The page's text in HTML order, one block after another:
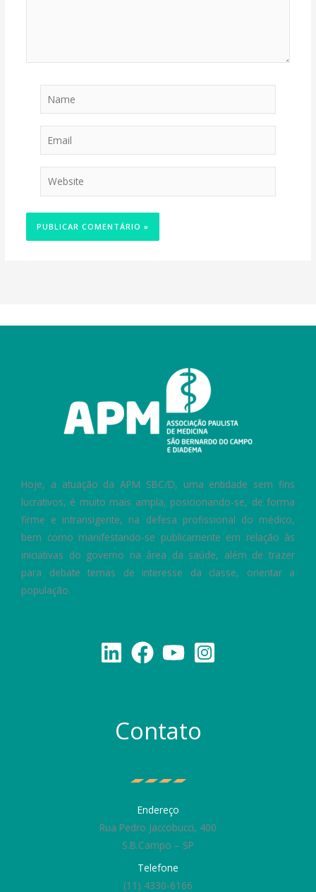
Email
Website
Hoje, a atuação da APM SBC/D, uma entidade sem fins
lucrativos, é muito mais ampla, posicionando-se, de forma
firme e intransigente, na defesa profissional do médico,
bem como manifestando-se publicamente em relação às
iniciativas do governo na área da saúde, além de trazer
para debate temas de interesse da classe, orientar a
população.
Contato
Endereço
Rua Pedro Jaccobucci, 400
S.B.Campo – SP
Telefone
(11) 4330-6166